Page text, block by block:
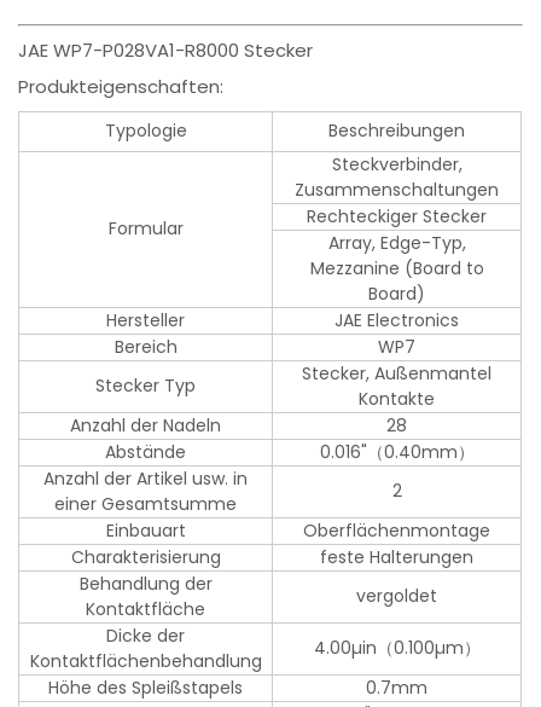
JAE WP7-P028VA1-R8000 Stecker
Produkteigenschaften:
Typologie Beschreibungen
Formular
Steckverbinder,
Zusammenschaltungen
Rechteckiger Stecker
Array, Edge-Typ,
Mezzanine (Board to
Board)
Hersteller
JAE Electronics
Bereich
WP7
Stecker Typ
Stecker, Außenmantel
Kontakte
Anzahl der Nadeln
28
Abstände
0.016"（0.40mm）
Anzahl der Artikel usw. in
einer Gesamtsumme
2
Einbauart
Oberflächenmontage
Charakterisierung
feste Halterungen
Behandlung der
Kontaktfläche
vergoldet
Dicke der
Kontaktflächenbehandlung
4.00µin（0.100µm）
Höhe des Spleißstapels
0.7mm